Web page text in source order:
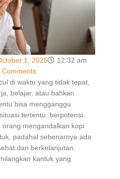
1, 2025
12:32 am
Comments
di waktu yang tidak tepat,
belajar, atau bahkan
bisa mengganggu
tertentu, berpotensi
mengandalkan kopi
padahal sebenarnya ada
dan berkelanjutan.
kantuk yang